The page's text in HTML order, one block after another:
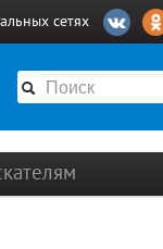
сетях